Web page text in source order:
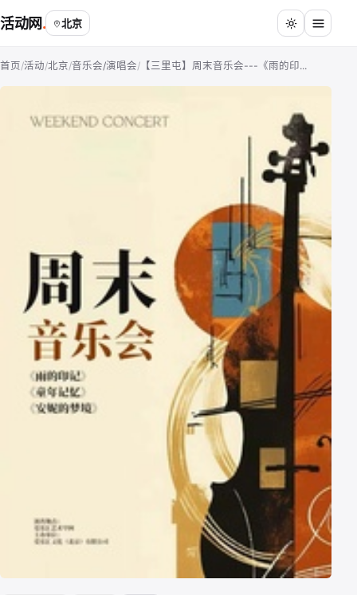
活动网 北京
首页/活动/北京/音乐会/演唱会/ 【三里屯】周末音乐会---《雨的印...